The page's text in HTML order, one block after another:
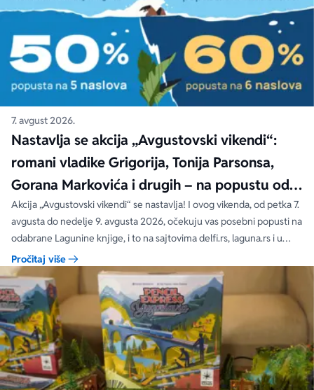
7. avgust 2026.
Nastavlja se akcija „Avgustovski vikendi“:
romani vladike Grigorija, Tonija Parsonsa,
Gorana Markovića i drugih – na popustu od
čak 40, 50 i 60%
Akcija „Avgustovski vikendi“ se nastavlja! I ovog vikenda, od petka 7.
avgusta do nedelje 9. avgusta 2026, očekuju vas posebni popusti na
odabrane Lagunine knjige, i to na sajtovima delfi.rs, laguna.rs i u
svim Delfi knjižarama.
Pročitaj više